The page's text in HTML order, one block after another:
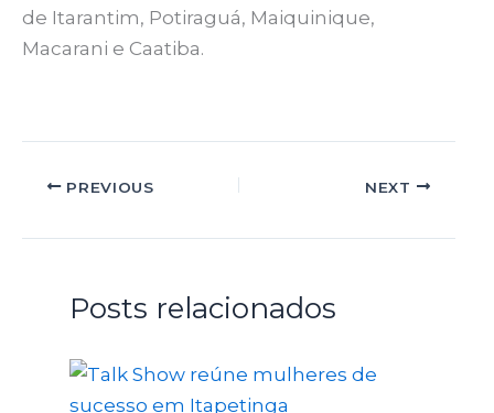
de Itarantim, Potiraguá, Maiquinique,
Macarani e Caatiba.
PREVIOUS NEXT
Posts relacionados